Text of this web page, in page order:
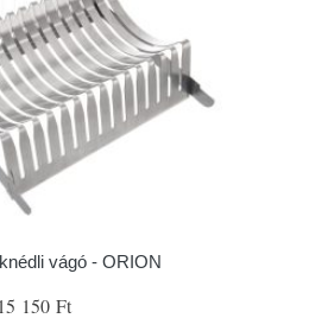
vágó - ORION
15 150 Ft